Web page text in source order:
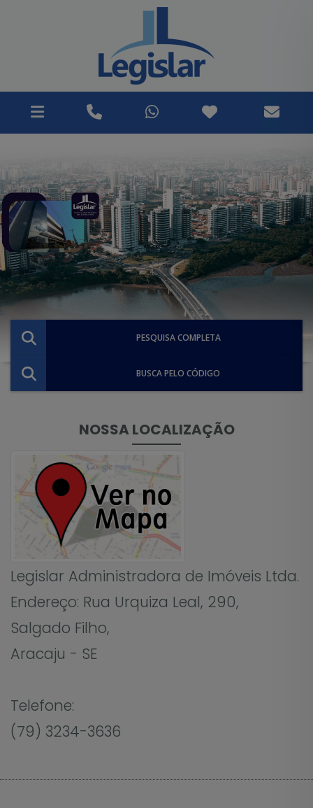
PESQUISA COMPLETA
BUSCA PELO CÓDIGO
NOSSA LOCALIZAÇÃO
Legislar Administradora de Imóveis Ltda.
Endereço: Rua Urquiza Leal, 290,
Salgado Filho,
Aracaju - SE
Telefone:
(79) 3234-3636